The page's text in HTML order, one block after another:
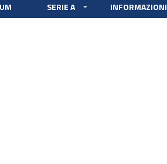
SERIE A INFORMAZIONI